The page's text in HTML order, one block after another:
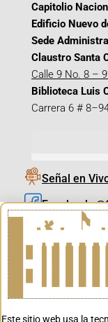
Capitolio
Edificio Nuevo
Sede
Claustro Santa
Calle 9 No. 8 –
Biblioteca Luis
Carrera 6 #
Señal en
Este sitio web usa la